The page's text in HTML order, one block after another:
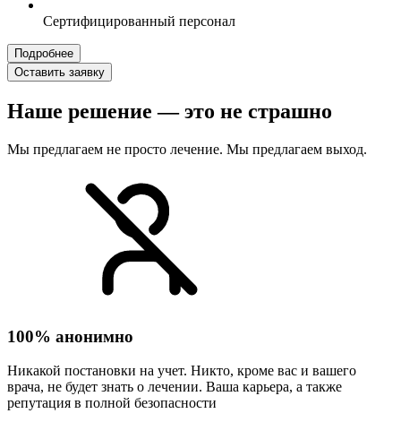
Сертифицированный персонал
Подробнее
Оставить заявку
Наше решение — это не страшно
Мы предлагаем не просто лечение. Мы предлагаем выход.
100% анонимно
Никакой постановки на учет. Никто, кроме вас и вашего
врача, не будет знать о лечении. Ваша карьера, а также
репутация в полной безопасности